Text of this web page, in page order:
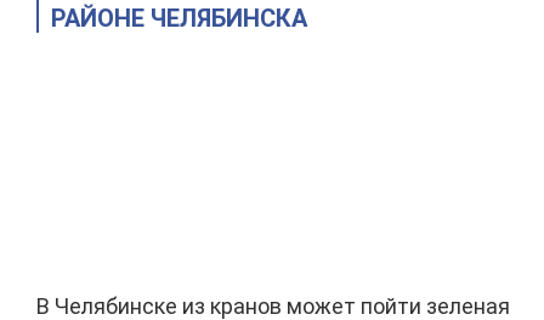
РАЙОНЕ ЧЕЛЯБИНСКА
В Челябинске из кранов может пойти зеленая